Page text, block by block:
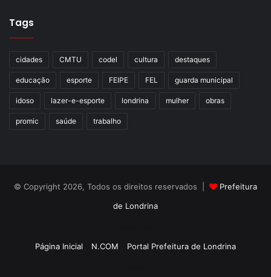
Tags
cidades CMTU codel cultura destaques
educação esporte FEIPE FEL guarda municipal
idoso lazer-e-esporte londrina mulher obras
promic saúde trabalho
© Copyright 2026, Todos os direitos reservados |
Prefeitura
de Londrina
Página Inicial N.COM Portal Prefeitura de Londrina